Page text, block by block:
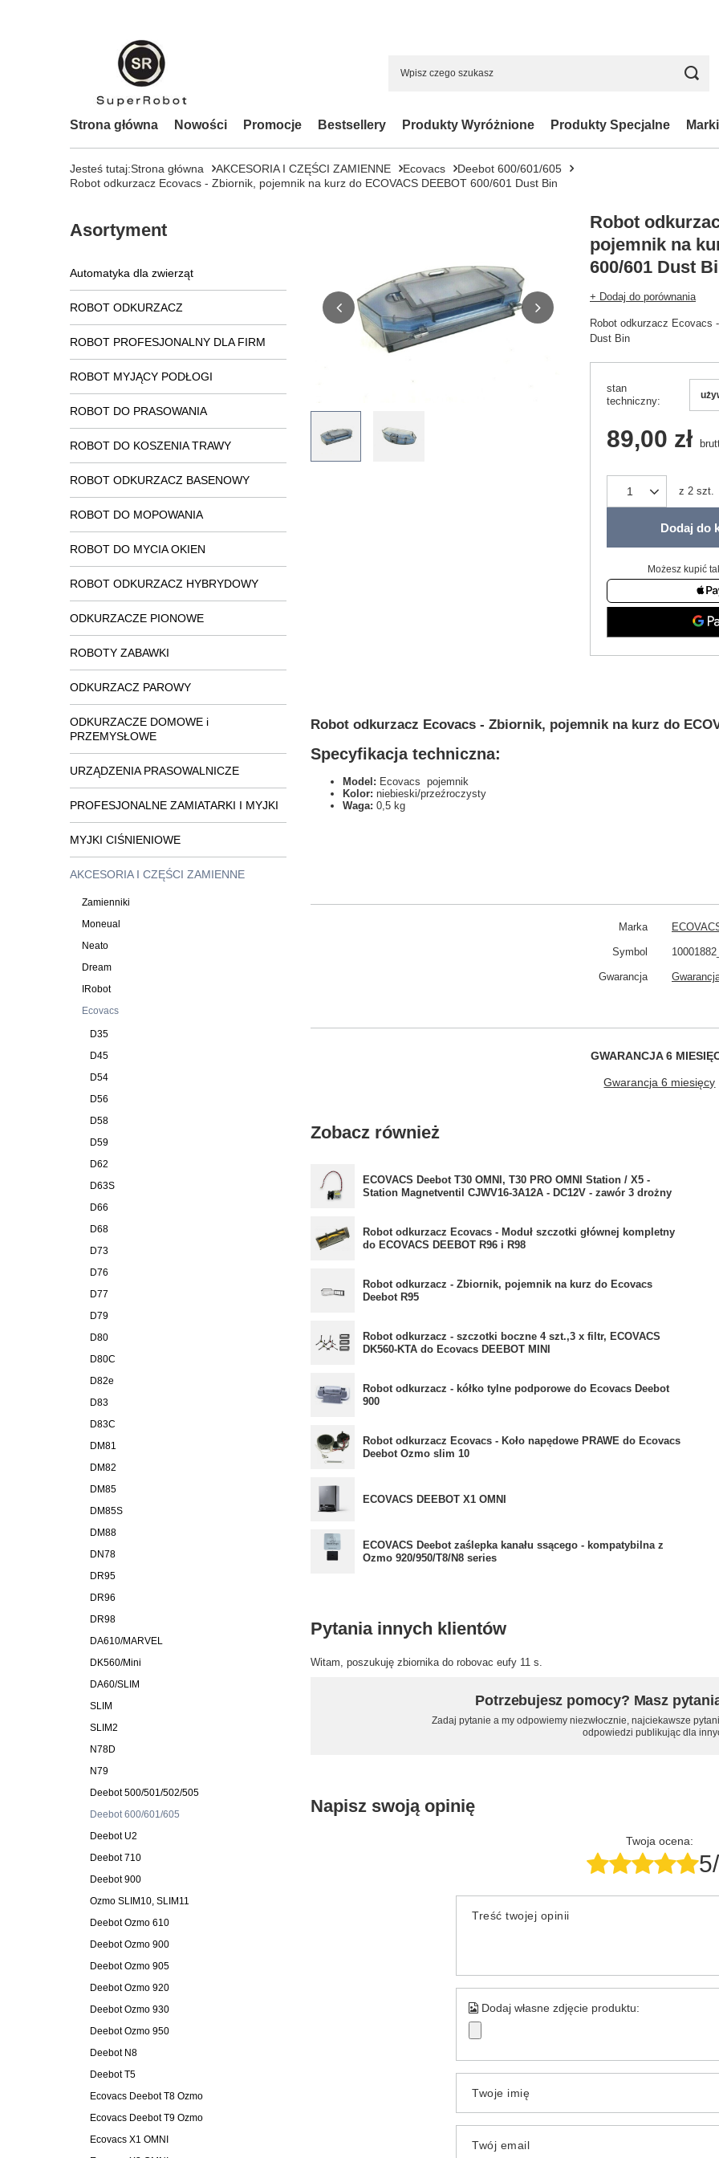
Strona główna Nowości Promocje Bestsellery Produkty Wyróżnione Produkty Specjalne Marki
Jesteś tutaj:Strona główna AKCESORIA I CZĘŚCI ZAMIENNE Ecovacs
Deebot 600/601/605
Robot odkurzacz Ecovacs - Zbiornik, pojemnik na kurz do ECOVACS DEEBOT 600/601 Dust Bin
Asortyment
Automatyka dla zwierząt
ROBOT ODKURZACZ
ROBOT PROFESJONALNY DLA FIRM
ROBOT MYJĄCY PODŁOGI
ROBOT DO PRASOWANIA
ROBOT DO KOSZENIA TRAWY
ROBOT ODKURZACZ BASENOWY
ROBOT DO MOPOWANIA
ROBOT DO MYCIA OKIEN
ROBOT ODKURZACZ HYBRYDOWY
ODKURZACZE PIONOWE
ROBOTY ZABAWKI
ODKURZACZ PAROWY
ODKURZACZE DOMOWE i
PRZEMYSŁOWE
URZĄDZENIA PRASOWALNICZE
PROFESJONALNE ZAMIATARKI I MYJKI
MYJKI CIŚNIENIOWE
AKCESORIA I CZĘŚCI ZAMIENNE
Zamienniki
Moneual
Neato
Dream
IRobot
Ecovacs
D35
D45
D54
D56
D58
D59
D62
D63S
D66
D68
D73
D76
D77
D79
D80
D80C
D82e
D83
D83C
DM81
DM82
DM85
DM85S
DM88
DN78
DR95
DR96
DR98
DA610/MARVEL
DK560/Mini
DA60/SLIM
SLIM
SLIM2
N78D
N79
Deebot 500/501/502/505
Deebot 600/601/605
Deebot U2
Deebot 710
Deebot 900
Ozmo SLIM10, SLIM11
Deebot Ozmo 610
Deebot Ozmo 900
Deebot Ozmo 905
Deebot Ozmo 920
Deebot Ozmo 930
Deebot Ozmo 950
Deebot N8
Deebot T5
Ecovacs Deebot T8 Ozmo
Ecovacs Deebot T9 Ozmo
Ecovacs X1 OMNI
Robot
pojemnik na
600/601 Dust
+ Dodaj do porównania
Robot odkurzacz Ecovacs
Dust Bin
stan
techniczny
89,00 zł
z 2 szt.
Dodaj do
Możesz kupić
Robot odkurzacz Ecovacs - Zbiornik, pojemnik na kurz do
Specyfikacja techniczna:
Model: Ecovacs pojemnik
Kolor: niebieski/przeźroczysty
Waga: 0,5 kg
Marka
Symbol
Gwarancja
GWARANCJA 6
Gwarancja 6 miesięcy
Zobacz również
ECOVACS Deebot T30 OMNI, T30 PRO OMNI Station / X5 -
Station Magnetventil CJWV16-3A12A - DC12V - zawór 3 drożny
Robot odkurzacz Ecovacs - Moduł szczotki głównej kompletny
do ECOVACS DEEBOT R96 i R98
Robot odkurzacz - Zbiornik, pojemnik na kurz do Ecovacs
Deebot R95
Robot odkurzacz - szczotki boczne 4 szt.,3 x filtr, ECOVACS
DK560-KTA do Ecovacs DEEBOT MINI
Robot odkurzacz - kółko tylne podporowe do Ecovacs Deebot
900
Robot odkurzacz Ecovacs - Koło napędowe PRAWE do Ecovacs
Deebot Ozmo slim 10
ECOVACS DEEBOT X1 OMNI
ECOVACS Deebot zaślepka kanału ssącego - kompatybilna z
Ozmo 920/950/T8/N8 series
Pytania innych klientów
Witam, poszukuję zbiornika do robovac eufy 11 s.
Potrzebujesz pomocy? Masz
Zadaj pytanie a my odpowiemy niezwłocznie, najciekawsze
odpowiedzi publikując dla
Napisz swoją opinię
Twoja ocena:
Treść twojej opinii
Dodaj własne zdjęcie produktu:
Twoje imię
Twój email